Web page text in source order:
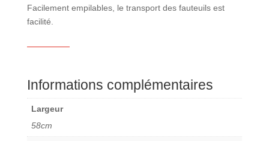
Facilement empilables, le transport des fauteuils est
facilité.
Informations complémentaires
Largeur
58cm